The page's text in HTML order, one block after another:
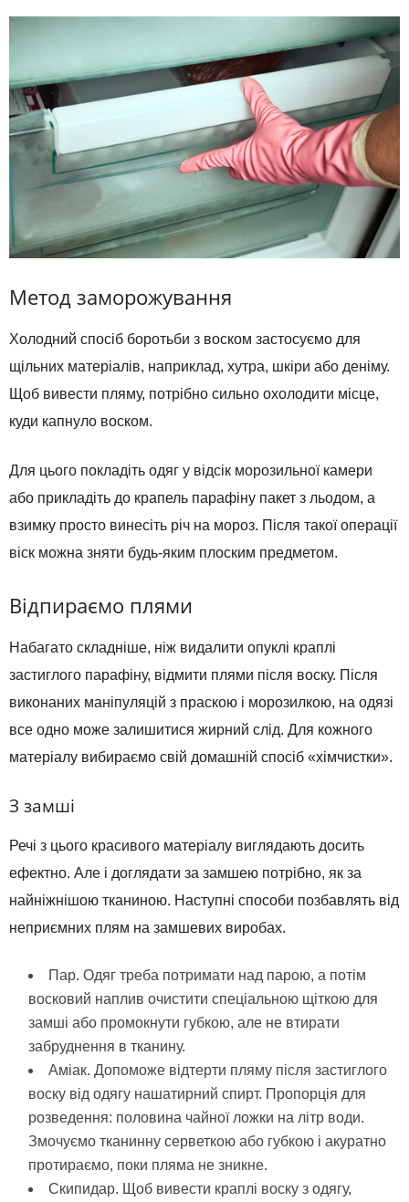
Метод заморожування
Холодний спосіб боротьби з воском застосуємо для
щільних матеріалів, наприклад, хутра, шкіри або деніму.
Щоб вивести пляму, потрібно сильно охолодити місце,
куди капнуло воском.
Для цього покладіть одяг у відсік морозильної камери
або прикладіть до крапель парафіну пакет з льодом, а
взимку просто винесіть річ на мороз. Після такої операції
віск можна зняти будь-яким плоским предметом.
Відпираємо плями
Набагато складніше, ніж видалити опуклі краплі
застиглого парафіну, відмити плями після воску. Після
виконаних маніпуляцій з праскою і морозилкою, на одязі
все одно може залишитися жирний слід. Для кожного
матеріалу вибираємо свій домашній спосіб «хімчистки».
З замші
Речі з цього красивого матеріалу виглядають досить
ефектно. Але і доглядати за замшею потрібно, як за
найніжнішою тканиною. Наступні способи позбавлять від
неприємних плям на замшевих виробах.
Пар. Одяг треба потримати над парою, а потім
восковий наплив очистити спеціальною щіткою для
замші або промокнути губкою, але не втирати
забруднення в тканину.
Аміак. Допоможе відтерти пляму після застиглого
воску від одягу нашатирний спирт. Пропорція для
розведення: половина чайної ложки на літр води.
Змочуємо тканинну серветкою або губкою і акуратно
протираємо, поки пляма не зникне.
Скипидар. Щоб вивести краплі воску з одягу,